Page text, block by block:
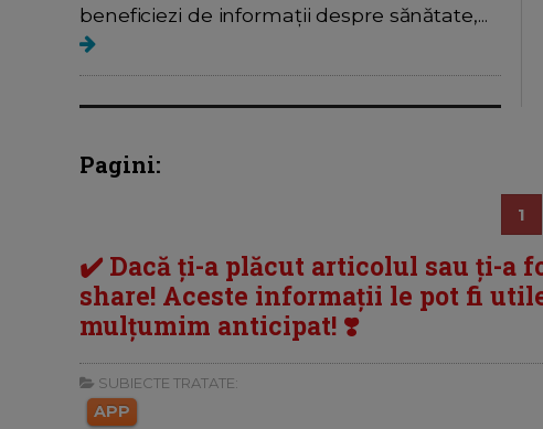
beneficiezi de informaţii despre sănătate,...
Pagini:
1
✔️ Dacă ți-a plăcut articolul sau ți-a
share! Aceste informații le pot fi
mulțumim anticipat! ❣️
SUBIECTE TRATATE:
APP